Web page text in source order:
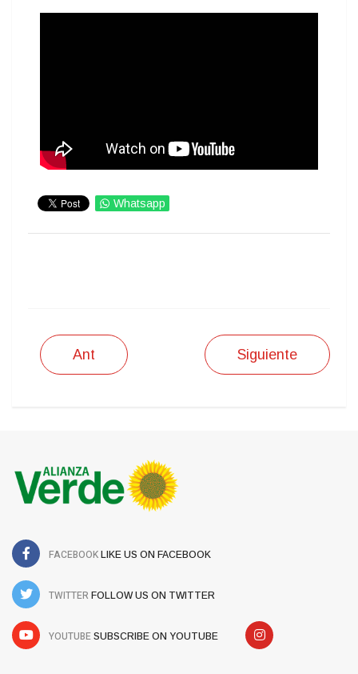
Whatsapp
Ant Siguiente
FACEBOOK LIKE US ON FACEBOOK
TWITTER FOLLOW US ON TWITTER
YOUTUBE SUBSCRIBE ON YOUTUBE